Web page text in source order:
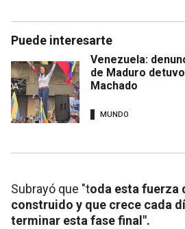
Puede interesarte
Venezuela:
de Maduro
Machado
MUNDO
Subrayó que "toda esta fuerza
construido y que crece cada
terminar esta fase final".